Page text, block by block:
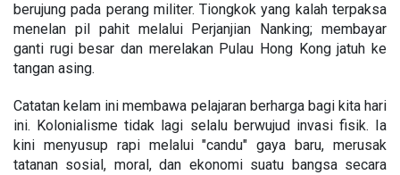
berujung pada perang militer. Tiongkok yang kalah terpaksa
menelan pil pahit melalui Perjanjian Nanking; membayar
ganti rugi besar dan merelakan Pulau Hong Kong jatuh ke
tangan asing.
Catatan kelam ini membawa pelajaran berharga bagi kita hari
ini. Kolonialisme tidak lagi selalu berwujud invasi fisik. Ia
kini menyusup rapi melalui "candu" gaya baru, merusak
tatanan sosial, moral, dan ekonomi suatu bangsa secara